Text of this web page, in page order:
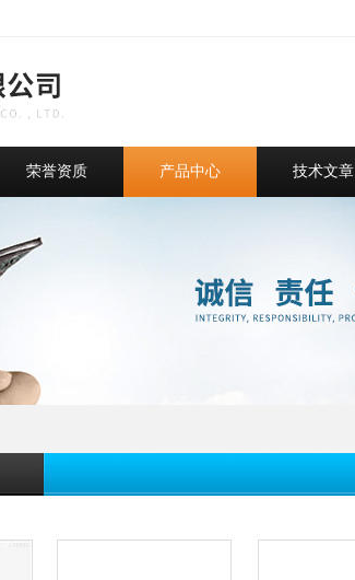
荣誉资质 产品中心 技术文章